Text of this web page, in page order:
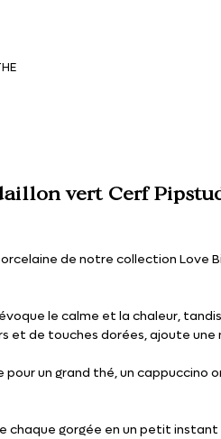
vert Cerf
de notre collection Love
le calme et la chaleur,
et de touches dorées, ajoute
un grand thé, un cappuccino
chaque gorgée en un petit